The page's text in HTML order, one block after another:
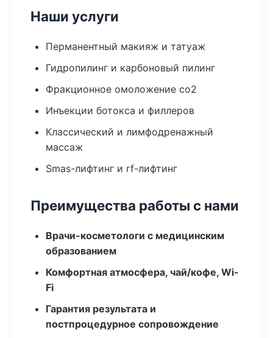
Наши услуги
Перманентный макияж и татуаж
Гидропилинг и карбоновый пилинг
Фракционное омоложение co2
Инъекции ботокса и филлеров
Классический и лимфодренажный
массаж
Smas-лифтинг и rf-лифтинг
Преимущества работы с нами
Врачи-косметологи с медицинским
образованием
Комфортная атмосфера, чай/кофе, Wi-
Fi
Гарантия результата и
постпроцедурное сопровождение